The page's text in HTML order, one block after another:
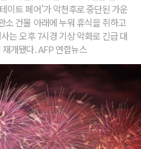
이트 페어'가 악천후로 중단된 가운
소 건물 아래에 누워 휴식을 취하고
는 오후 7시경 기상 악화로 긴급 대
개됐다. AFP 연합뉴스